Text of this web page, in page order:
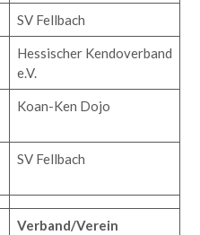
SV Fellbach
Hessischer Kendoverband
e.V.
Koan-Ken Dojo
SV Fellbach
Verband/Verein